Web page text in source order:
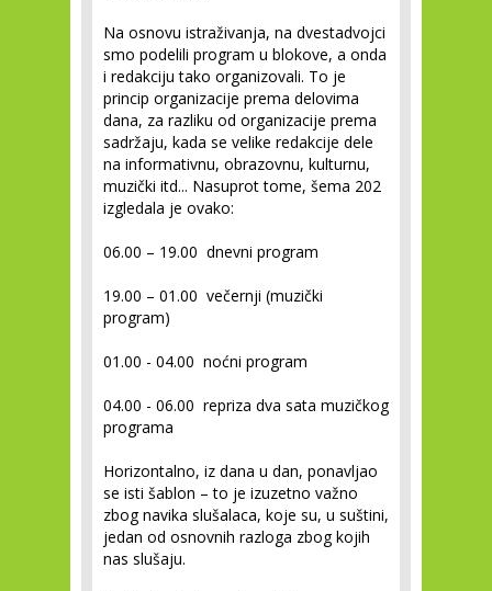
Na osnovu istraživanja, na dvestadvojci
smo podelili program u blokove, a onda
i redakciju tako organizovali. To je
princip organizacije prema delovima
dana, za razliku od organizacije prema
sadržaju, kada se velike redakcije dele
na informativnu, obrazovnu, kulturnu,
muzički itd... Nasuprot tome, šema 202
izgledala je ovako:
06.00 – 19.00 dnevni program
19.00 – 01.00 večernji (muzički
program)
01.00 - 04.00 noćni program
04.00 - 06.00 repriza dva sata muzičkog
programa
Horizontalno, iz dana u dan, ponavljao
se isti šablon – to je izuzetno važno
zbog navika slušalaca, koje su, u suštini,
jedan od osnovnih razloga zbog kojih
nas slušaju.